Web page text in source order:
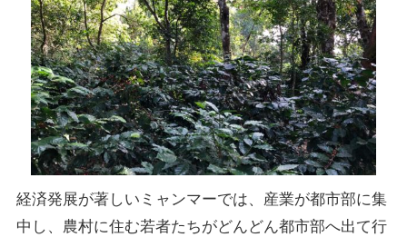
経済発展が著しいミャンマーでは、産業が都市部に集
中し、農村に住む若者たちがどんどん都市部へ出て行